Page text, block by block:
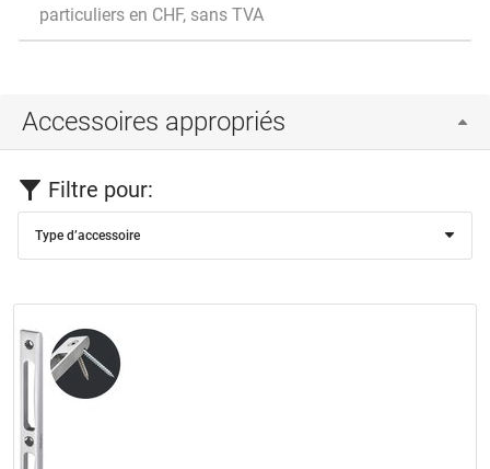
particuliers en CHF, sans TVA
Accessoires appropriés
Filtre pour:
Type d’accessoire